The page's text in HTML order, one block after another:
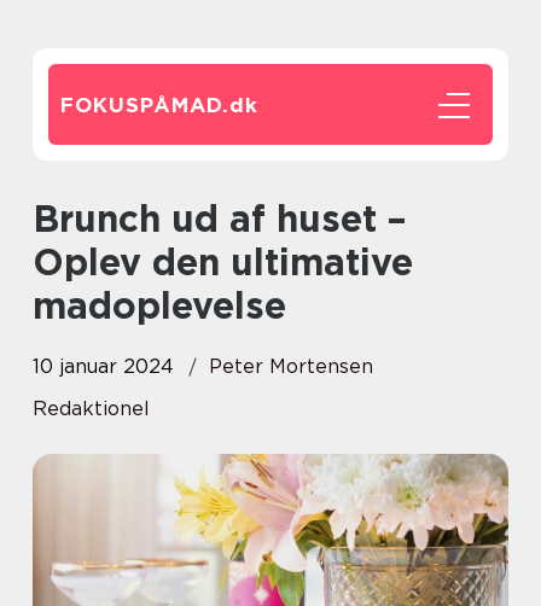
FOKUSPÅMAD.dk
Brunch ud af huset –
Oplev den ultimative
madoplevelse
10 januar 2024
Peter Mortensen
Redaktionel